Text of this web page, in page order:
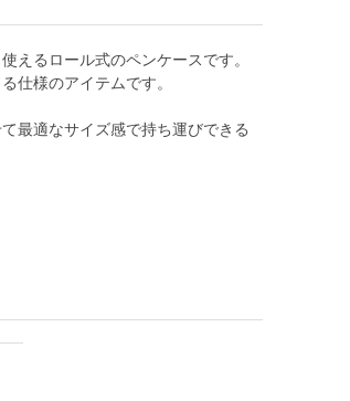
えるロール式のペンケースです。
仕様のアイテムです。
最適なサイズ感で持ち運びできる